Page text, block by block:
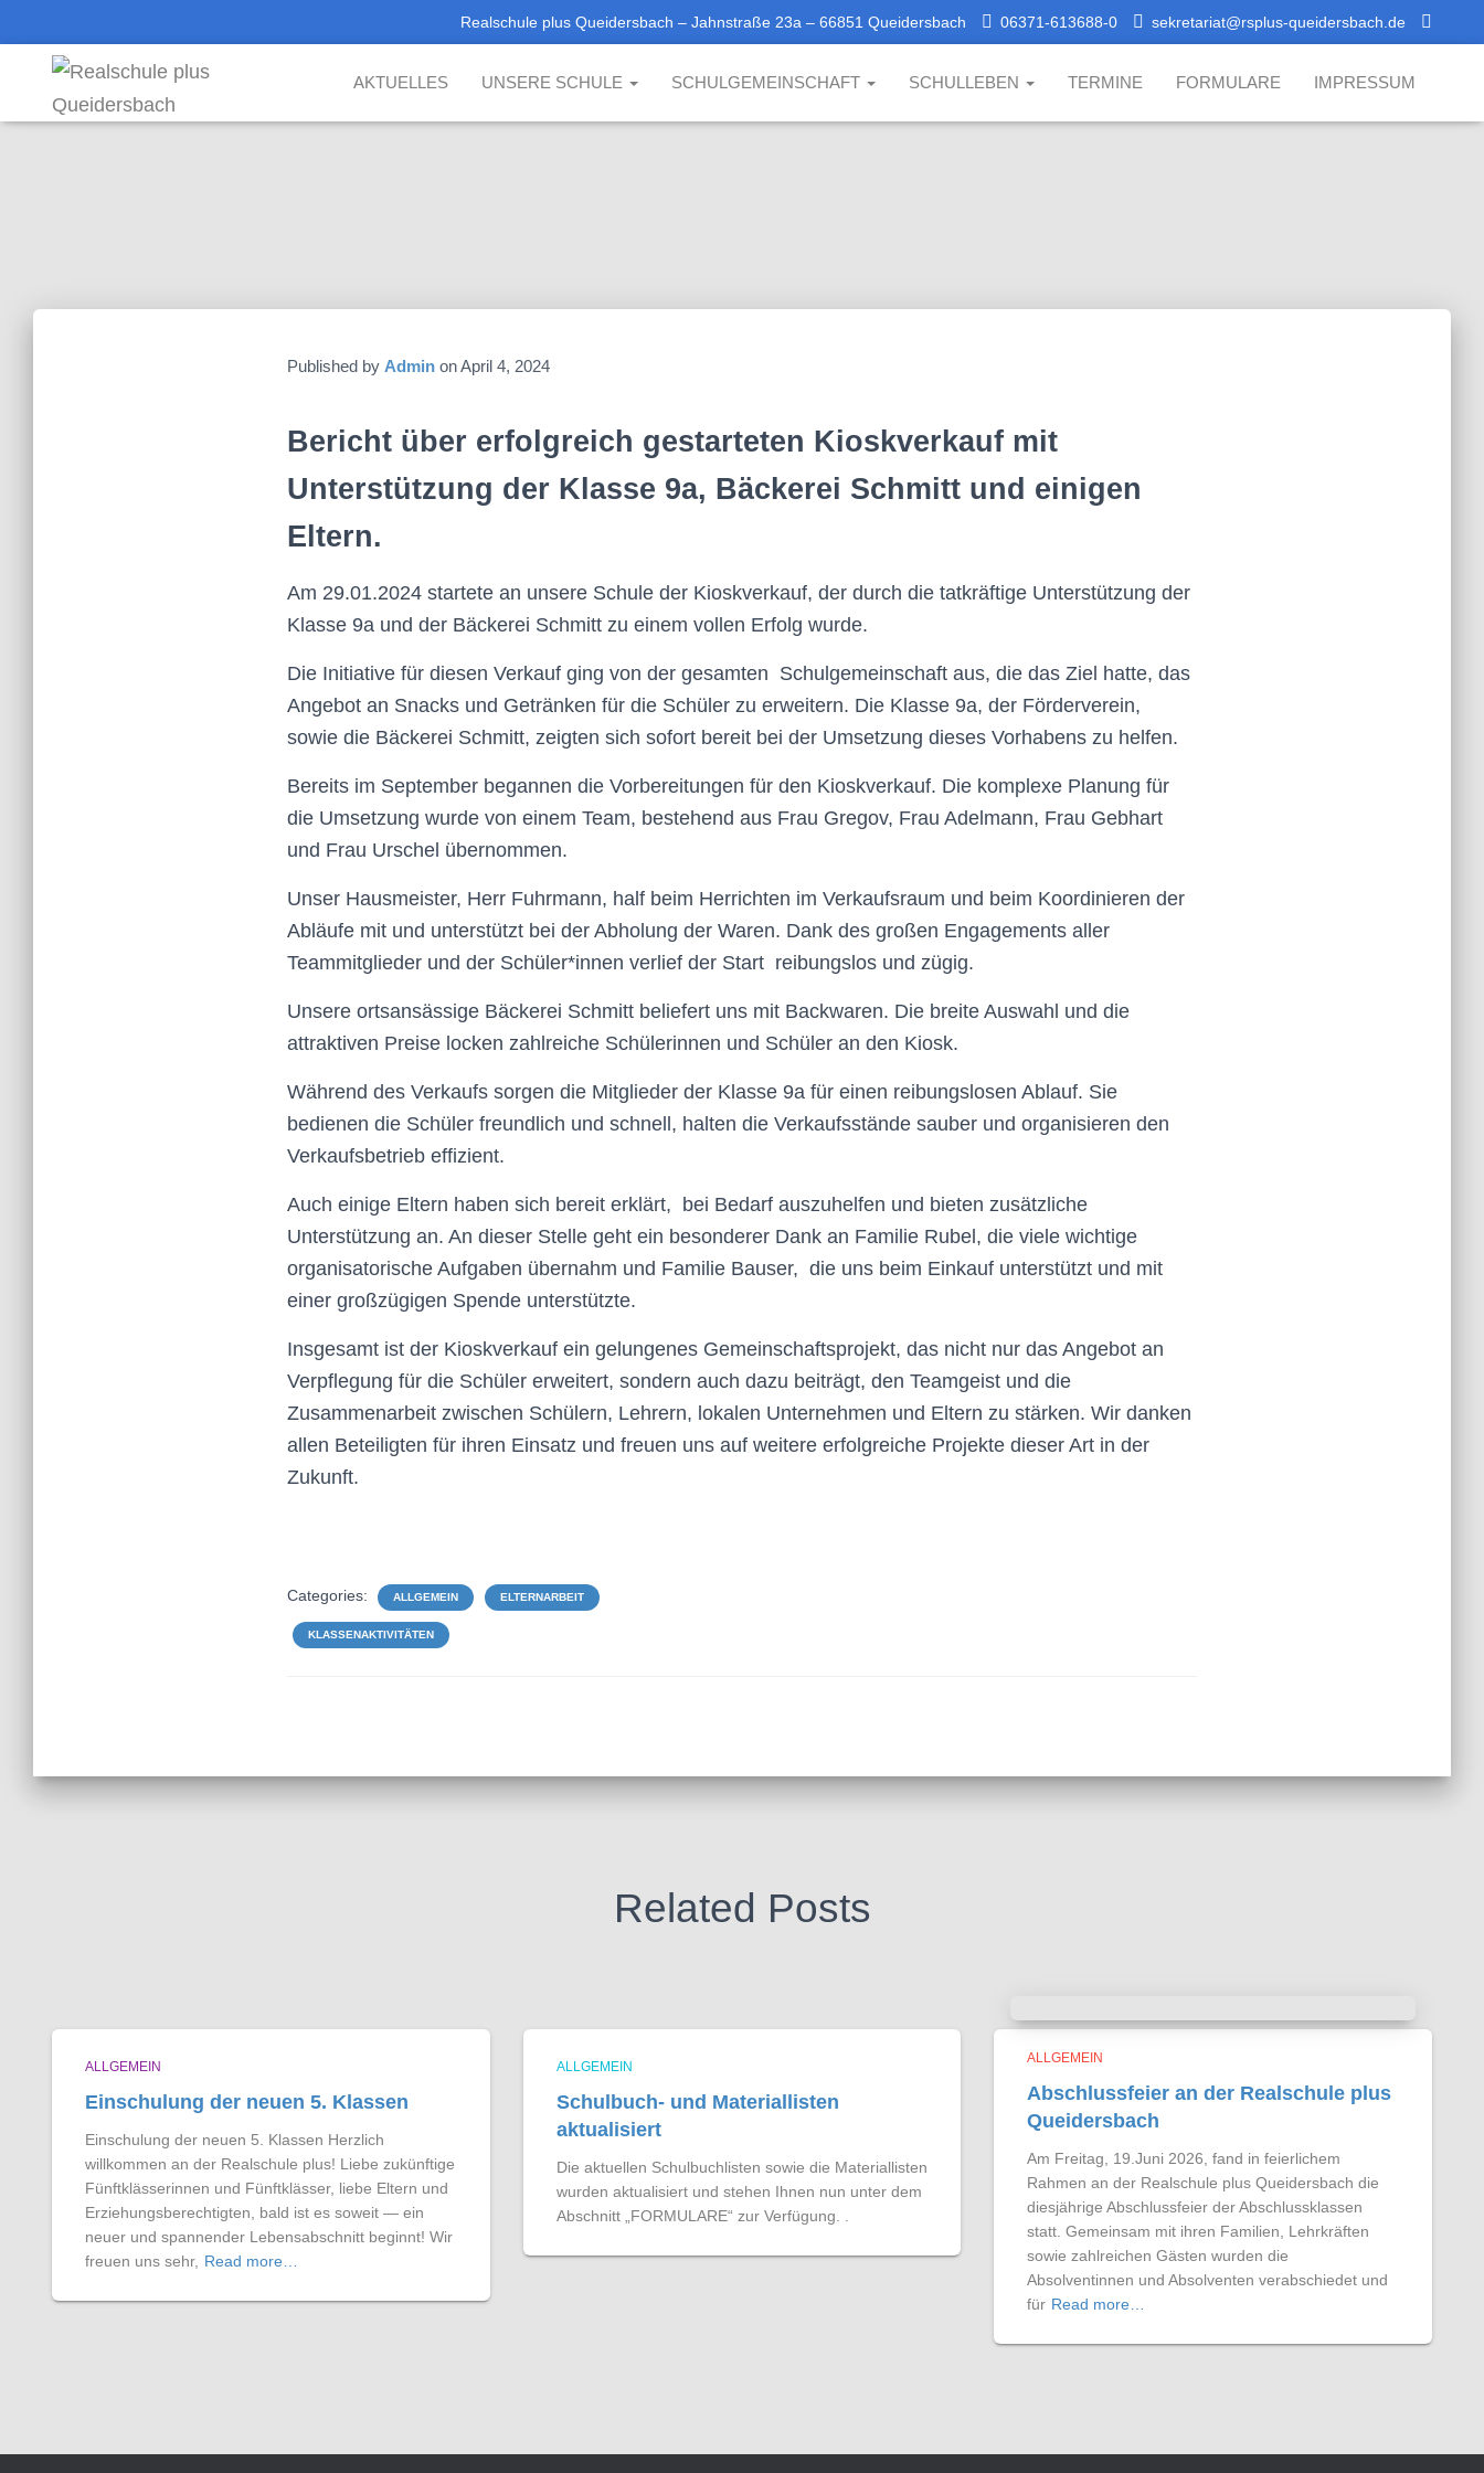
Realschule plus Queidersbach – Jahnstraße 23a – 66851 Queidersbach 06371-613688-0 sekretariat@rsplus-queidersbach.de
AKTUELLES UNSERE SCHULE SCHULGEMEINSCHAFT SCHULLEBEN TERMINE FORMULARE IMPRESSUM
Published by Admin onApril 4, 2024
Bericht über erfolgreich gestarteten Kioskverkauf mit
Unterstützung der Klasse 9a, Bäckerei Schmitt und einigen
Eltern.
Am 29.01.2024 startete an unsere Schule der Kioskverkauf, der durch die tatkräftige Unterstützung der
Klasse 9a und der Bäckerei Schmitt zu einem vollen Erfolg wurde.
Die Initiative für diesen Verkauf ging von der gesamten Schulgemeinschaft aus, die das Ziel hatte, das
Angebot an Snacks und Getränken für die Schüler zu erweitern. Die Klasse 9a, der Förderverein,
sowie die Bäckerei Schmitt, zeigten sich sofort bereit bei der Umsetzung dieses Vorhabens zu helfen.
Bereits im September begannen die Vorbereitungen für den Kioskverkauf. Die komplexe Planung für
die Umsetzung wurde von einem Team, bestehend aus Frau Gregov, Frau Adelmann, Frau Gebhart
und Frau Urschel übernommen.
Unser Hausmeister, Herr Fuhrmann, half beim Herrichten im Verkaufsraum und beim Koordinieren der
Abläufe mit und unterstützt bei der Abholung der Waren. Dank des großen Engagements aller
Teammitglieder und der Schüler*innen verlief der Start reibungslos und zügig.
Unsere ortsansässige Bäckerei Schmitt beliefert uns mit Backwaren. Die breite Auswahl und die
attraktiven Preise locken zahlreiche Schülerinnen und Schüler an den Kiosk.
Während des Verkaufs sorgen die Mitglieder der Klasse 9a für einen reibungslosen Ablauf. Sie
bedienen die Schüler freundlich und schnell, halten die Verkaufsstände sauber und organisieren den
Verkaufsbetrieb effizient.
Auch einige Eltern haben sich bereit erklärt, bei Bedarf auszuhelfen und bieten zusätzliche
Unterstützung an. An dieser Stelle geht ein besonderer Dank an Familie Rubel, die viele wichtige
organisatorische Aufgaben übernahm und Familie Bauser, die uns beim Einkauf unterstützt und mit
einer großzügigen Spende unterstützte.
Insgesamt ist der Kioskverkauf ein gelungenes Gemeinschaftsprojekt, das nicht nur das Angebot an
Verpflegung für die Schüler erweitert, sondern auch dazu beiträgt, den Teamgeist und die
Zusammenarbeit zwischen Schülern, Lehrern, lokalen Unternehmen und Eltern zu stärken. Wir danken
allen Beteiligten für ihren Einsatz und freuen uns auf weitere erfolgreiche Projekte dieser Art in der
Zukunft.
Categories: ALLGEMEIN ELTERNARBEIT
KLASSENAKTIVITÄTEN
Related Posts
ALLGEMEIN
Einschulung der neuen 5. Klassen
Einschulung der neuen 5. Klassen Herzlich
willkommen an der Realschule plus! Liebe zukünftige
Fünftklässerinnen und Fünftklässer, liebe Eltern und
Erziehungsberechtigten, bald ist es soweit — ein
neuer und spannender Lebensabschnitt beginnt! Wir
freuen uns sehr, Read more…
ALLGEMEIN
Schulbuch- und Materiallisten
aktualisiert
Die aktuellen Schulbuchlisten sowie die Materiallisten
wurden aktualisiert und stehen Ihnen nun unter dem
Abschnitt „FORMULARE“ zur Verfügung. .
ALLGEMEIN
Abschlussfeier an der Realschule plus
Queidersbach
Am Freitag, 19.Juni 2026, fand in feierlichem
Rahmen an der Realschule plus Queidersbach die
diesjährige Abschlussfeier der Abschlussklassen
statt. Gemeinsam mit ihren Familien, Lehrkräften
sowie zahlreichen Gästen wurden die
Absolventinnen und Absolventen verabschiedet und
für Read more…